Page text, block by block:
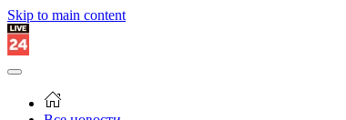
Skip to main content